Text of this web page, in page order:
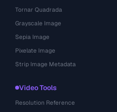
Tornar Quadrada
Grayscale Image
Sepia Image
Pixelate Image
Strip Image Metadata
Video Tools
Resolution Reference